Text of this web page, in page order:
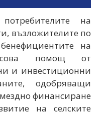
на
възложителите по
на
помощ от
и инвестиционни
одобряващи
финансиране
на селските